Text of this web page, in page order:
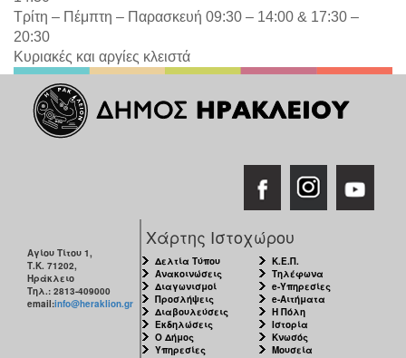
Τρίτη – Πέμπτη – Παρασκευή 09:30 – 14:00 & 17:30 –
20:30
Κυριακές και αργίες κλειστά
Αγίου Τίτου 1,
Τ.Κ. 71202,
Ηράκλειο
Τηλ.: 2813-409000
email:info@heraklion.gr
Χάρτης Ιστοχώρου
Δελτία Τύπου
Ανακοινώσεις
Διαγωνισμοί
Προσλήψεις
Διαβουλεύσεις
Εκδηλώσεις
Ο Δήμος
Υπηρεσίες
Κ.Ε.Π.
Τηλέφωνα
e-Υπηρεσίες
e-Αιτήματα
Η Πόλη
Ιστορία
Κνωσός
Μουσεία